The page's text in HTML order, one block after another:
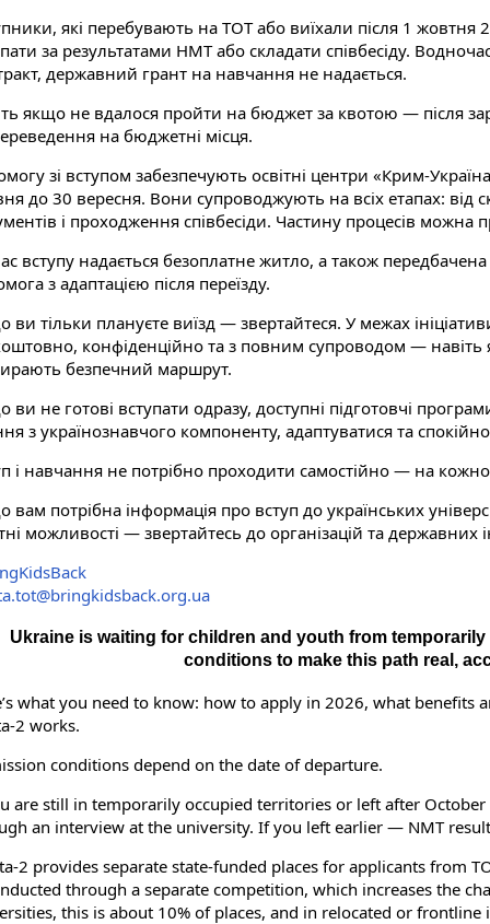
які перебувають на ТОТ або виїхали після 1 жовтня
за результатами НМТ або складати співбесіду.
державний грант на навчання не надається.
якщо не вдалося пройти на бюджет за квотою — після
на бюджетні місця.
зі вступом забезпечують освітні центри «Крим-
до 30 вересня. Вони супроводжують на всіх етапах: від
і проходження співбесіди. Частину процесів можна
вступу надається безоплатне житло, а також
з адаптацією після переїзду.
ви тільки плануєте виїзд — звертайтеся. У межах
конфіденційно та з повним супроводом —
безпечний маршрут.
ви не готові вступати одразу, доступні підготовчі
з українознавчого компоненту, адаптуватися та
і навчання не потрібно проходити самостійно — на
вам потрібна інформація про вступ до українських
можливості — звертайтесь до організацій та
Ukraine is waiting for children and youth from
conditions to make this path real,
what you need to know: how to apply in 2026, what benefits
2 works.
conditions depend on the date of departure.
are still in temporarily occupied territories or left after
an interview at the university. If you left earlier — NMT
2 provides separate state-funded places for applicants from
through a separate competition, which increases the
this is about 10% of places, and in relocated or